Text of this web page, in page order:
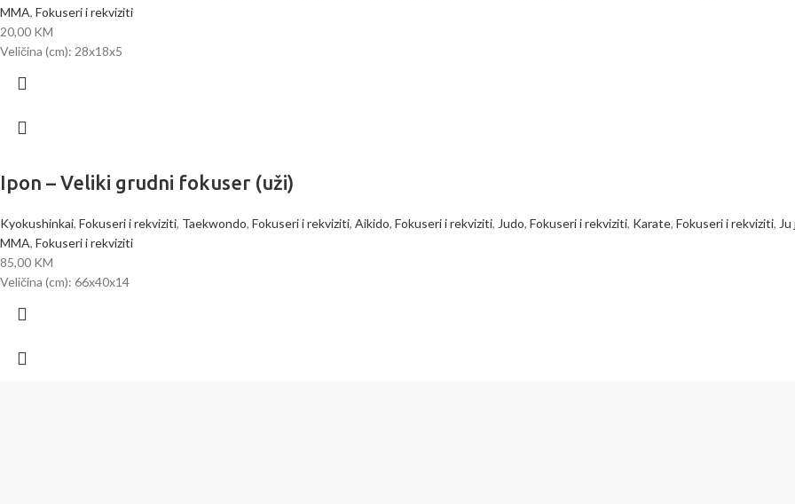
MMA, Fokuseri i rekviziti
20,00 KM
Veličina (cm): 28x18x5
Ipon – Veliki grudni fokuser (uži)
Kyokushinkai, Fokuseri i rekviziti, Taekwondo, Fokuseri i rekviziti, Aikido, Fokuseri i rekviziti, Judo, Fokuseri i rekviziti, Karate, Fokuseri i rekviziti,
MMA, Fokuseri i rekviziti
85,00 KM
Veličina (cm): 66x40x14